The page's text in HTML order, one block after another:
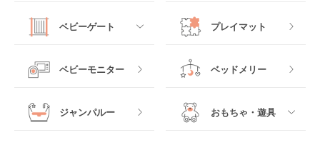
マットレス・布団
ベビーベッドその他
チャイルドシートその
他
ロッキングタイプ テーブルチェア
ヒップシート
抱っこ紐その他
すべて
木製
ベビーゲート
すべて
プレイマット
ベビーモニター ベッドメリー
ジャンパルー おもちゃ・遊具